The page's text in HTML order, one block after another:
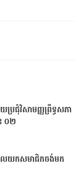
ជុំវិសាមញ្ញព្រឹទ្ធសភា
០២
ទទួលយកសមាជិកចង់មក